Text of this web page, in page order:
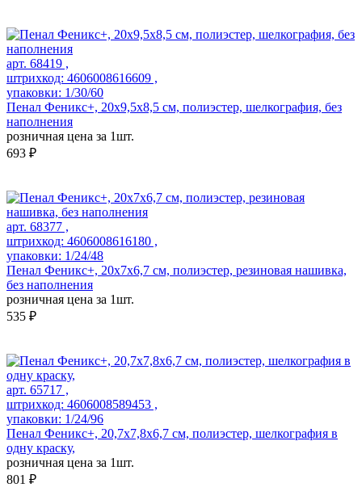
арт. 68419 ,
штрихкод: 4606008616609 ,
упаковки: 1/30/60
Пенал Феникс+, 20х9,5х8,5 см, полиэстер, шелкография, без
наполнения
розничная цена за 1шт.
693 ₽
арт. 68377 ,
штрихкод: 4606008616180 ,
упаковки: 1/24/48
Пенал Феникс+, 20x7x6,7 см, полиэстер, резиновая нашивка,
без наполнения
розничная цена за 1шт.
535 ₽
арт. 65717 ,
штрихкод: 4606008589453 ,
упаковки: 1/24/96
Пенал Феникс+, 20,7x7,8x6,7 см, полиэстер, шелкография в
одну краску,
розничная цена за 1шт.
801 ₽